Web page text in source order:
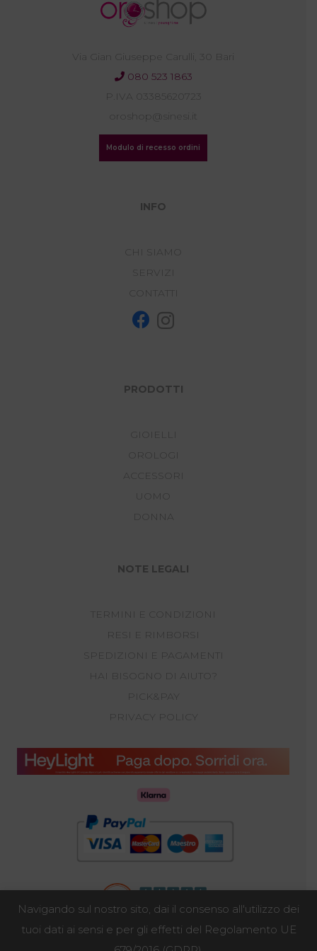
Via Gian Giuseppe Carulli, 30 Bari
080 523 1863
P.IVA 03385620723
oroshop@sinesi.it
Modulo di recesso ordini
INFO
CHI SIAMO
SERVIZI
CONTATTI
PRODOTTI
GIOIELLI
OROLOGI
ACCESSORI
DONNA
NOTE LEGALI
TERMINI E CONDIZIONI
RESI E RIMBORSI
SPEDIZIONI E PAGAMENTI
HAI BISOGNO DI AIUTO?
PICK&PAY
PRIVACY POLICY
Navigando sul nostro sito, dai il consenso all'utilizzo dei
tuoi dati ai sensi e per gli effetti del Regolamento UE